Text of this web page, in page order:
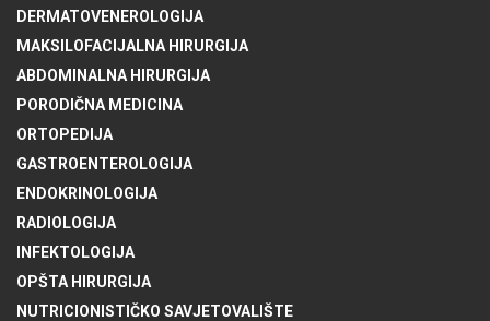
DERMATOVENEROLOGIJA
MAKSILOFACIJALNA HIRURGIJA
ABDOMINALNA HIRURGIJA
PORODIČNA MEDICINA
ORTOPEDIJA
GASTROENTEROLOGIJA
ENDOKRINOLOGIJA
RADIOLOGIJA
INFEKTOLOGIJA
OPŠTA HIRURGIJA
NUTRICIONISTIČKO SAVJETOVALIŠTE